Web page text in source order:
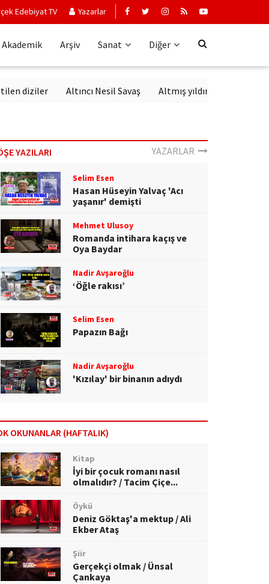
Edebiyat TV Yazarlar
Akademik Arşiv Sanat Diğer
diziler Altıncı Nesil Savaş Altmış yıldır aynı sevgiyle
YAZILARI YAZARLAR
Selim Esen
Hasan Hüseyin Yalvaç 'Acı
yaşanır' demişti
Mehmet Ulusoy
Romanda intihara kaçış ve
Oya Baydar
Nadir Avşaroğlu
‘Öğle rakısı’
Selim Esen
Papazın Bağı
Nadir Avşaroğlu
'Kızılay' bir binanın adıydı
OKUNANLAR (HAFTALIK)
Kitap
İyi bir çocuk romanı nasıl
olmalıdır? / Tacim Çiçe...
Öykü
Deniz Göktaş'a mektup / Ali
Ekber Ataş
Şiir
Gerçekçi olmak / Ünsal
Çankaya